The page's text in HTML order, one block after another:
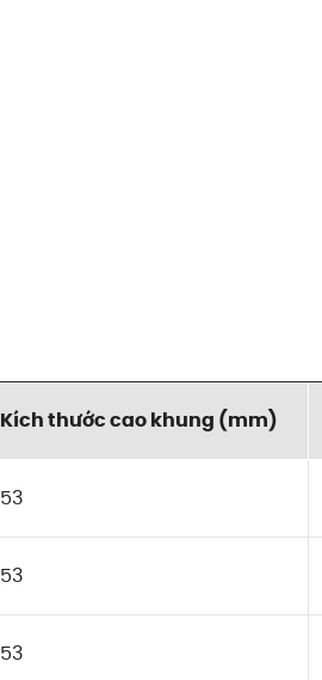
Kích thước cao khung (mm)
53
53
53